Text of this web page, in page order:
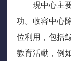
現中心主要
功。收容中心
位利用，包括
教育活動，例